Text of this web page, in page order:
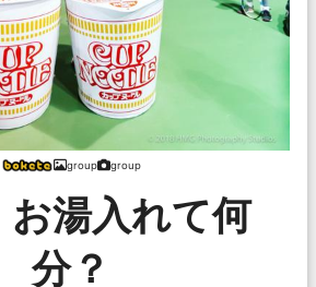
group group
お湯入れて何
分？